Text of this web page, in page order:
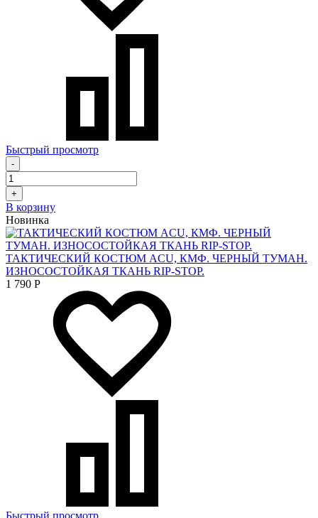
Быстрый просмотр
-
+
В корзину
Новинка
ТАКТИЧЕСКИЙ КОСТЮМ ACU, КМФ. ЧЕРНЫЙ ТУМАН.
ИЗНОСОСТОЙКАЯ ТКАНЬ RIP-STOP.
1 790 Р